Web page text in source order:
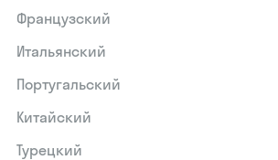
Французский
Итальянский
Португальский
Китайский
Турецкий